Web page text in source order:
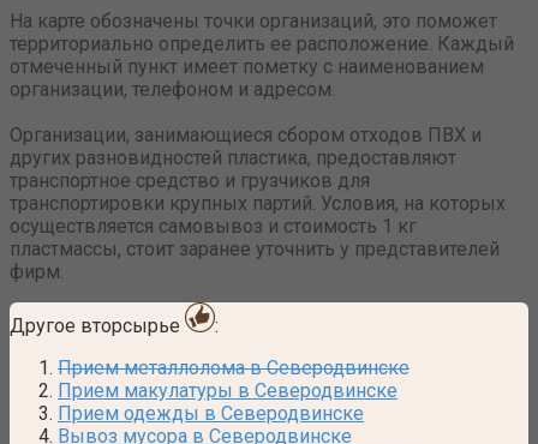
На карте обозначены точки организаций, это поможет
территориально определить ее расположение. Каждый
отмеченный пункт имеет пометку с наименованием
организации, телефоном и адресом.
Организации, занимающиеся сбором отходов ПВХ и
других разновидностей пластика, предоставляют
транспортное средство и грузчиков для
транспортировки крупных партий. Условия, на которых
осуществляется самовывоз и стоимость 1 кг
пластмассы, стоит заранее уточнить у представителей
фирм.
Другое вторсырье
:
Прием металлолома в Северодвинске
Прием макулатуры в Северодвинске
Прием одежды в Северодвинске
Вывоз мусора в Северодвинске